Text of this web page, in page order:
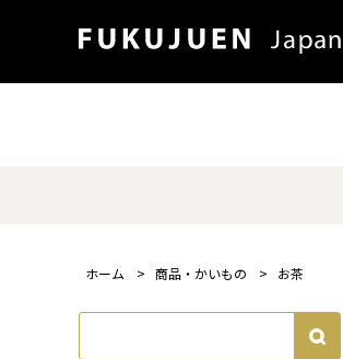
ホーム > 商品・かいもの > お茶